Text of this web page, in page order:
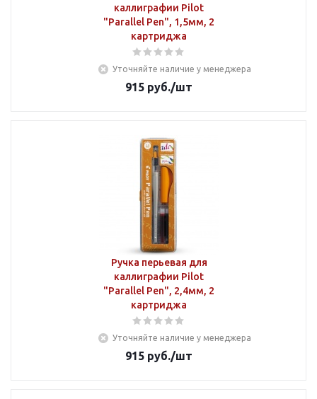
каллиграфии Pilot
"Parallel Pen", 1,5мм, 2
картриджа
Уточняйте наличие у менеджера
915 руб./шт
Ручка перьевая для
каллиграфии Pilot
"Parallel Pen", 2,4мм, 2
картриджа
Уточняйте наличие у менеджера
915 руб./шт